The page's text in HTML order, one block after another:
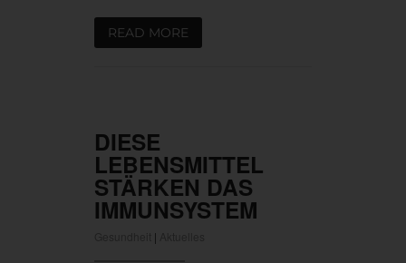
READ MORE
DIESE
LEBENSMITTEL
STÄRKEN DAS
IMMUNSYSTEM
|